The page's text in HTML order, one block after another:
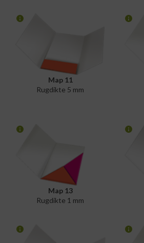
Map 11
Rugdikte 5 mm
Map 13
Rugdikte 1 mm